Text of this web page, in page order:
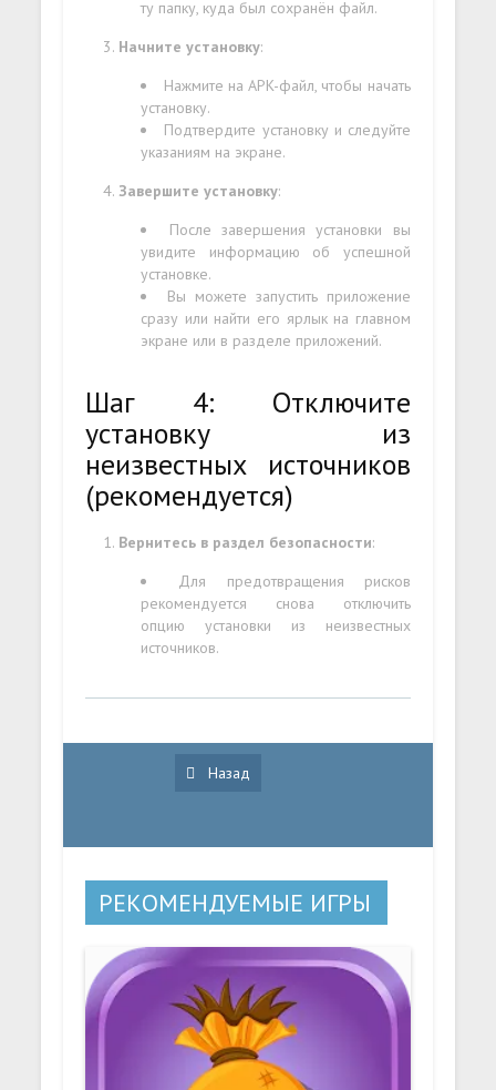
ту папку, куда был сохранён файл.
Начните установку:
Нажмите на APK-файл, чтобы начать
установку.
Подтвердите установку и следуйте
указаниям на экране.
Завершите установку:
После завершения установки вы
увидите информацию об успешной
установке.
Вы можете запустить приложение
сразу или найти его ярлык на главном
экране или в разделе приложений.
Шаг 4: Отключите
установку из
неизвестных источников
(рекомендуется)
Вернитесь в раздел безопасности:
Для предотвращения рисков
рекомендуется снова отключить
опцию установки из неизвестных
источников.
Назад
РЕКОМЕНДУЕМЫЕ ИГРЫ